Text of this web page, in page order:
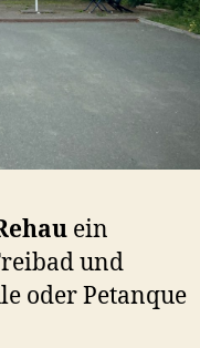
ein
und
oder Petanque